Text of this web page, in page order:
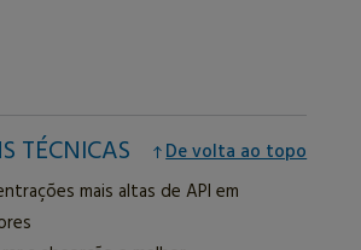
De volta ao topo
TÉCNICAS
mais altas de API em